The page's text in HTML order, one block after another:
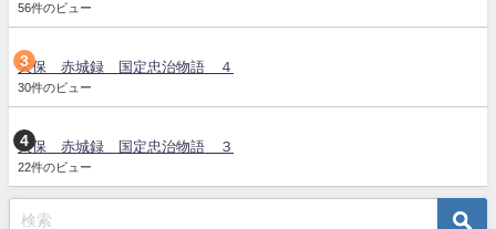
56件のビュー
天保 赤城録 国定忠治物語 ４
30件のビュー
天保 赤城録 国定忠治物語 ３
22件のビュー